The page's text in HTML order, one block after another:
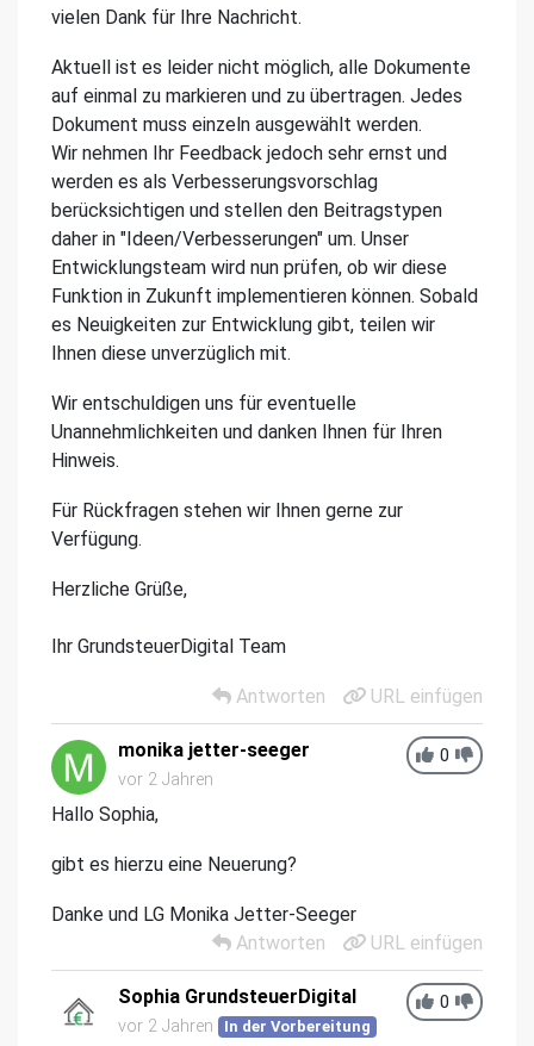
vielen Dank für Ihre Nachricht.
Aktuell ist es leider nicht möglich, alle Dokumente
auf einmal zu markieren und zu übertragen. Jedes
Dokument muss einzeln ausgewählt werden.
Wir nehmen Ihr Feedback jedoch sehr ernst und
werden es als Verbesserungsvorschlag
berücksichtigen und stellen den Beitragstypen
daher in "Ideen/Verbesserungen" um. Unser
Entwicklungsteam wird nun prüfen, ob wir diese
Funktion in Zukunft implementieren können. Sobald
es Neuigkeiten zur Entwicklung gibt, teilen wir
Ihnen diese unverzüglich mit.
Wir entschuldigen uns für eventuelle
Unannehmlichkeiten und danken Ihnen für Ihren
Hinweis.
Für Rückfragen stehen wir Ihnen gerne zur
Verfügung.
Herzliche Grüße,
Ihr GrundsteuerDigital Team
Antworten URL einfügen
0
monika jetter-seeger
vor 2 Jahren
Hallo Sophia,
gibt es hierzu eine Neuerung?
Danke und LG Monika Jetter-Seeger
Antworten
URL einfügen
0
Sophia GrundsteuerDigital
vor 2 Jahren In der Vorbereitung